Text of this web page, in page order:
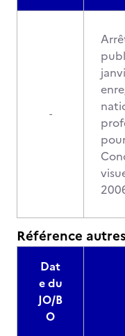
-
Référence
Dat
e du
JO/B
O